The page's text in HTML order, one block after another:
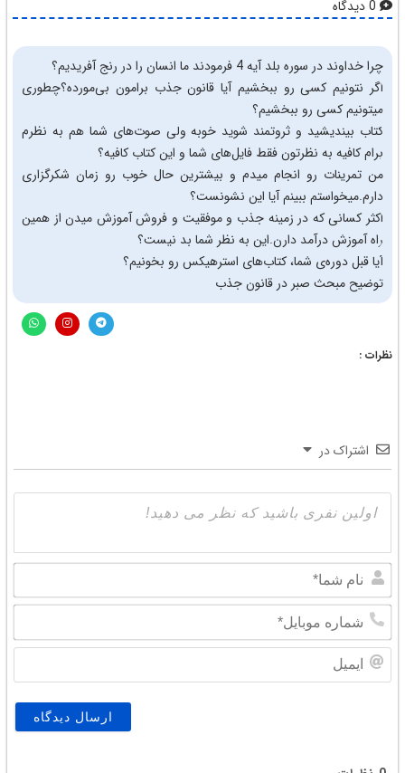
چرا خداوند در سوره بلد آیه 4 فرمودند ما انسان را در رنج آفریدیم؟
اگر نتونیم کسی رو ببخشیم آیا قانون جذب برامون بی‌مورده؟چطوری
میتونیم کسی رو ببخشیم؟
کتاب بیندیشید و ثروتمند شوید خوبه ولی صوت‌های شما هم به نظرم
برام کافیه به نظرتون فقط فایل‌های شما و این کتاب کافیه؟
من تمرینات رو انجام میدم و بیشترین حال خوب رو زمان شکرگزاری
دارم.میخواستم ببینم آیا این نشونست؟
اکثر کسانی که در زمینه جذب و موفقیت و فروش آموزش میدن از همین
راه آموزش درآمد دارن.این به نظر شما بد نیست؟
آیا قبل دوره‌ی شما، کتاب‌های استرهیکس رو بخونیم؟
توضیح مبحث صبر در قانون جذب
نظرات :
اشتراک در
نام